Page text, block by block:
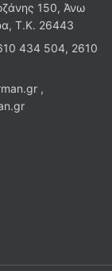
150, Άνω
Τ.Κ. 26443
434 504, 2610
,